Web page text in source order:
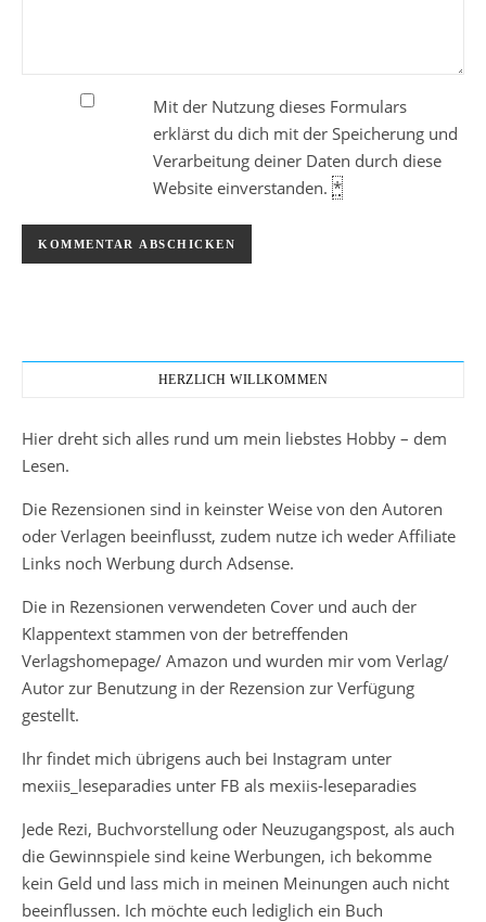
Mit der Nutzung dieses Formulars
erklärst du dich mit der Speicherung und
Verarbeitung deiner Daten durch diese
Website einverstanden. *
HERZLICH WILLKOMMEN
Hier dreht sich alles rund um mein liebstes Hobby – dem
Lesen.
Die Rezensionen sind in keinster Weise von den Autoren
oder Verlagen beeinflusst, zudem nutze ich weder Affiliate
Links noch Werbung durch Adsense.
Die in Rezensionen verwendeten Cover und auch der
Klappentext stammen von der betreffenden
Verlagshomepage/ Amazon und wurden mir vom Verlag/
Autor zur Benutzung in der Rezension zur Verfügung
gestellt.
Ihr findet mich übrigens auch bei Instagram unter
mexiis_leseparadies unter FB als mexiis-leseparadies
Jede Rezi, Buchvorstellung oder Neuzugangspost, als auch
die Gewinnspiele sind keine Werbungen, ich bekomme
kein Geld und lass mich in meinen Meinungen auch nicht
beeinflussen. Ich möchte euch lediglich ein Buch